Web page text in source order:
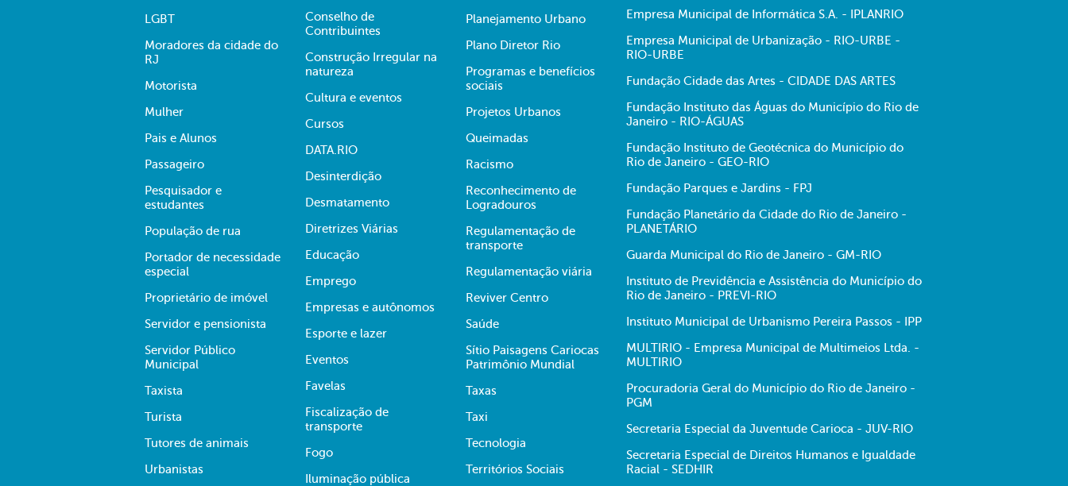
LGBT
Moradores da cidade do
RJ
Motorista
Mulher
Pais e Alunos
Passageiro
Pesquisador e
estudantes
População de rua
Portador de necessidade
especial
Proprietário de imóvel
Servidor e pensionista
Servidor Público
Municipal
Taxista
Turista
Tutores de animais
Urbanistas
Conselho de
Contribuintes
Construção Irregular na
natureza
Cultura e eventos
Cursos
DATA.RIO
Desinterdição
Desmatamento
Diretrizes Viárias
Educação
Emprego
Empresas e autônomos
Esporte e lazer
Eventos
Favelas
Fiscalização de
transporte
Fogo
Iluminação pública
Planejamento Urbano
Plano Diretor Rio
Programas e benefícios
sociais
Projetos Urbanos
Queimadas
Racismo
Reconhecimento de
Logradouros
Regulamentação de
transporte
Regulamentação viária
Reviver Centro
Saúde
Sítio Paisagens Cariocas
Patrimônio Mundial
Taxas
Taxi
Tecnologia
Territórios Sociais
Empresa Municipal de Informática S.A. - IPLANRIO
Empresa Municipal de Urbanização - RIO-URBE -
RIO-URBE
Fundação Cidade das Artes - CIDADE DAS ARTES
Fundação Instituto das Águas do Município do Rio de
Janeiro - RIO-ÁGUAS
Fundação Instituto de Geotécnica do Município do
Rio de Janeiro - GEO-RIO
Fundação Parques e Jardins - FPJ
Fundação Planetário da Cidade do Rio de Janeiro -
PLANETÁRIO
Guarda Municipal do Rio de Janeiro - GM-RIO
Instituto de Previdência e Assistência do Município do
Rio de Janeiro - PREVI-RIO
Instituto Municipal de Urbanismo Pereira Passos - IPP
MULTIRIO - Empresa Municipal de Multimeios Ltda. -
MULTIRIO
Procuradoria Geral do Município do Rio de Janeiro -
PGM
Secretaria Especial da Juventude Carioca - JUV-RIO
Secretaria Especial de Direitos Humanos e Igualdade
Racial - SEDHIR